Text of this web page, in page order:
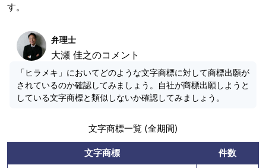
す。
弁理士
大瀬 佳之のコメント
「ヒラメキ」においてどのような文字商標に対して商標出願が
されているのか確認してみましょう。自社が商標出願しようと
している文字商標と類似しないか確認してみましょう。
文字商標一覧 (全期間)
文字商標
件数